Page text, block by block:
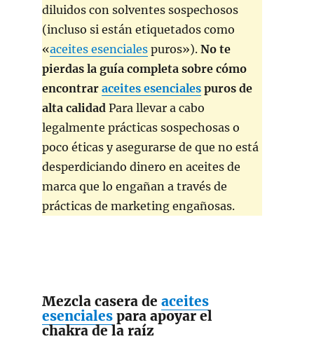
diluidos con solventes sospechosos
(incluso si están etiquetados como
«aceites esenciales puros»). No te
pierdas la guía completa sobre cómo
encontrar aceites esenciales puros de
alta calidad Para llevar a cabo
legalmente prácticas sospechosas o
poco éticas y asegurarse de que no está
desperdiciando dinero en aceites de
marca que lo engañan a través de
prácticas de marketing engañosas.
Mezcla casera de aceites
esenciales para apoyar el
chakra de la raíz